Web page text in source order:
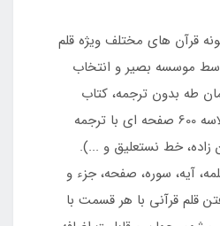
قرآن هاي مختلف ويژه قلم
موسسه بصير و انتخاب
طه بدون ترجمه، کتاب
قرآن خط عثمان طه گلاسه 600 صفحه ای با ترجمه
خط نستعليق و ...).
آيه، سوره، صفحه، جزء و
قلم قرآني با هر قسمت با